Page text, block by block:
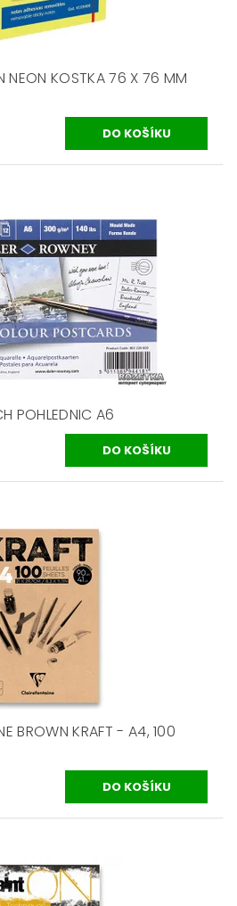
NEON KOSTKA 76 X 76 MM
POHLEDNIC A6
BROWN KRAFT - A4, 100